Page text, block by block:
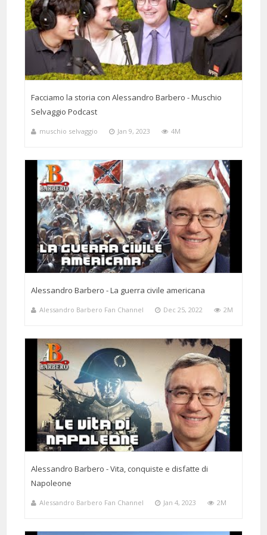
@tommasoraite7067Said: 1 Months 19 Days 14 Hours 4 Minutes ago
È un peccato che nei licei ai ragazzi della mia età non venga insegnata
una parte di storia così importante come gli anni di piombo.
@TheWindstorm2012 Said: 8 Months 3 Days 7 Hours 34 Minutes ago
Il Prof. Barbero renderebbe interessante anche la lista della spesa.
@robertozanetti6966Said: 1 Months 13 Days 17 Hours 3 Minutes ago
Alessandro, se i professori fossero tutti come te in Italia saremmo tutti
Facciamo la storia con Alessandro Barbero - Muschio
Selvaggio Podcast
muschio selvaggio Jan 9, 2023 4M
Alessandro Barbero - La guerra civile americana
Alessandro Barbero Fan Channel Dec 25, 2022 2M
Alessandro Barbero - Vita, conquiste e disfatte di
Napoleone
Alessandro Barbero Fan Channel Jan 4, 2023 2M